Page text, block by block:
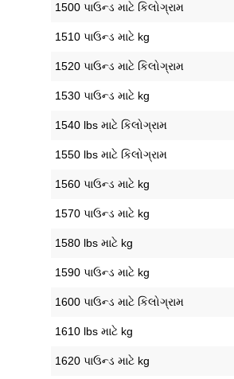
1500 પાઉન્ડ માટે કિલોગ્રામ
1510 પાઉન્ડ માટે kg
1520 પાઉન્ડ માટે કિલોગ્રામ
1530 પાઉન્ડ માટે kg
1540 lbs માટે કિલોગ્રામ
1550 lbs માટે કિલોગ્રામ
1560 પાઉન્ડ માટે kg
1570 પાઉન્ડ માટે kg
1580 lbs માટે kg
1590 પાઉન્ડ માટે kg
1600 પાઉન્ડ માટે કિલોગ્રામ
1610 lbs માટે kg
1620 પાઉન્ડ માટે kg